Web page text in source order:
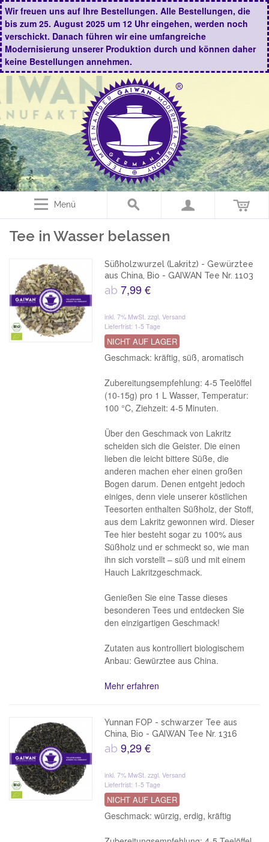
Wir freuen uns auf Ihre Bestellungen. Alle Bestellungen, die
bis zum 25. August 2025 um 12 Uhr eingehen, werden noch
verschickt. Danach führen wir eine umfangreiche
Modernisierung unserer Produktion durch und können daher
keine Bestellungen annehmen.
Menü
Tee in Wasser belassen
Süßholzwurzel (Lakritz) - Gewürztee
aus China, Bio - GAIWAN Tee Nr. 1103
ab7,99 €
inkl. 7% MwSt.zzgl. Versand
Lieferfrist: 1-5 Tage
NICHT AUF LAGER
Geschmack: kräftig, süß, aromatisch
Zubereitungsempfehlung: 4-5 Teelöffel
(10-15g) pro 1 L Wasser, Temperatur:
100 °C, Ziehzeit: 4-5 Minuten.
Über den Geschmack von Lakritz
scheiden sich die Geister. Die einen
lieben die leicht bittere Süße, die
anderen machen eher einen großen
Bogen darum. Denen entgeht jedoch
einiges, denn viele unserer köstlichen
Teesorten enthalten Süßholz, der Stoff,
aus dem Lakritz gewonnen wird. Dieser
Tee hier besteht sogar zu 100% aus
Süßholz und er schmeckt so, wie man
ihn sich vorstellt – süß und mit einem
Hauch Lakritzgeschmack.
Genießen Sie eine Tasse dieses
besonderen Tees und entdecken Sie
den einzigartigen Geschmack!
Zutaten aus kontrolliert biologischem
Anbau: Gewürztee aus China.
Mehr erfahren
Yunnan FOP - schwarzer Tee aus
China, Bio - GAIWAN Tee Nr. 1316
ab9,29 €
inkl. 7% MwSt.zzgl. Versand
Lieferfrist: 1-5 Tage
NICHT AUF LAGER
Geschmack: würzig, erdig, kräftig